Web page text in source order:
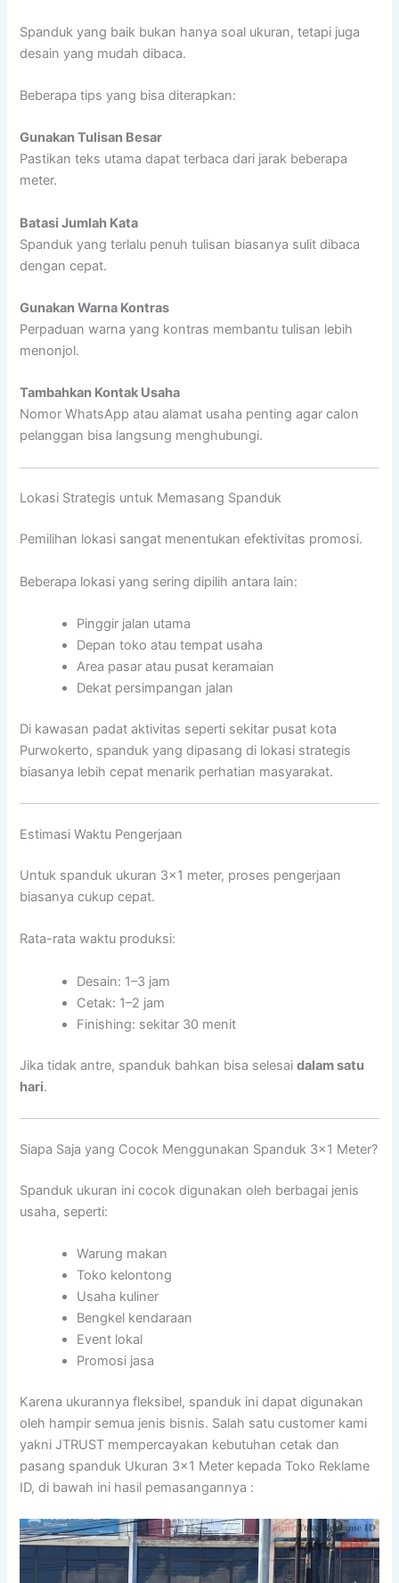
Spanduk yang baik bukan hanya soal ukuran, tetapi juga
desain yang mudah dibaca.
Beberapa tips yang bisa diterapkan:
Gunakan Tulisan Besar
Pastikan teks utama dapat terbaca dari jarak beberapa
meter.
Batasi Jumlah Kata
Spanduk yang terlalu penuh tulisan biasanya sulit dibaca
dengan cepat.
Gunakan Warna Kontras
Perpaduan warna yang kontras membantu tulisan lebih
menonjol.
Tambahkan Kontak Usaha
Nomor WhatsApp atau alamat usaha penting agar calon
pelanggan bisa langsung menghubungi.
Lokasi Strategis untuk Memasang Spanduk
Pemilihan lokasi sangat menentukan efektivitas promosi.
Beberapa lokasi yang sering dipilih antara lain:
Pinggir jalan utama
Depan toko atau tempat usaha
Area pasar atau pusat keramaian
Dekat persimpangan jalan
Di kawasan padat aktivitas seperti sekitar pusat kota
Purwokerto, spanduk yang dipasang di lokasi strategis
biasanya lebih cepat menarik perhatian masyarakat.
Estimasi Waktu Pengerjaan
Untuk spanduk ukuran 3×1 meter, proses pengerjaan
biasanya cukup cepat.
Rata-rata waktu produksi:
Desain: 1–3 jam
Cetak: 1–2 jam
Finishing: sekitar 30 menit
Jika tidak antre, spanduk bahkan bisa selesaidalam satu
hari.
Siapa Saja yang Cocok Menggunakan Spanduk 3×1 Meter?
Spanduk ukuran ini cocok digunakan oleh berbagai jenis
usaha, seperti:
Warung makan
Toko kelontong
Usaha kuliner
Bengkel kendaraan
Event lokal
Promosi jasa
Karena ukurannya fleksibel, spanduk ini dapat digunakan
oleh hampir semua jenis bisnis. Salah satu customer kami
yakni JTRUST mempercayakan kebutuhan cetak dan
pasang spanduk Ukuran 3×1 Meter kepada Toko Reklame
ID, di bawah ini hasil pemasangannya :